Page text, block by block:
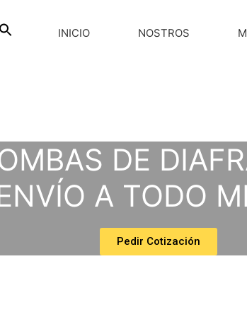
INICIO NOSTROS
DE
A TODO
Pedir Cotización